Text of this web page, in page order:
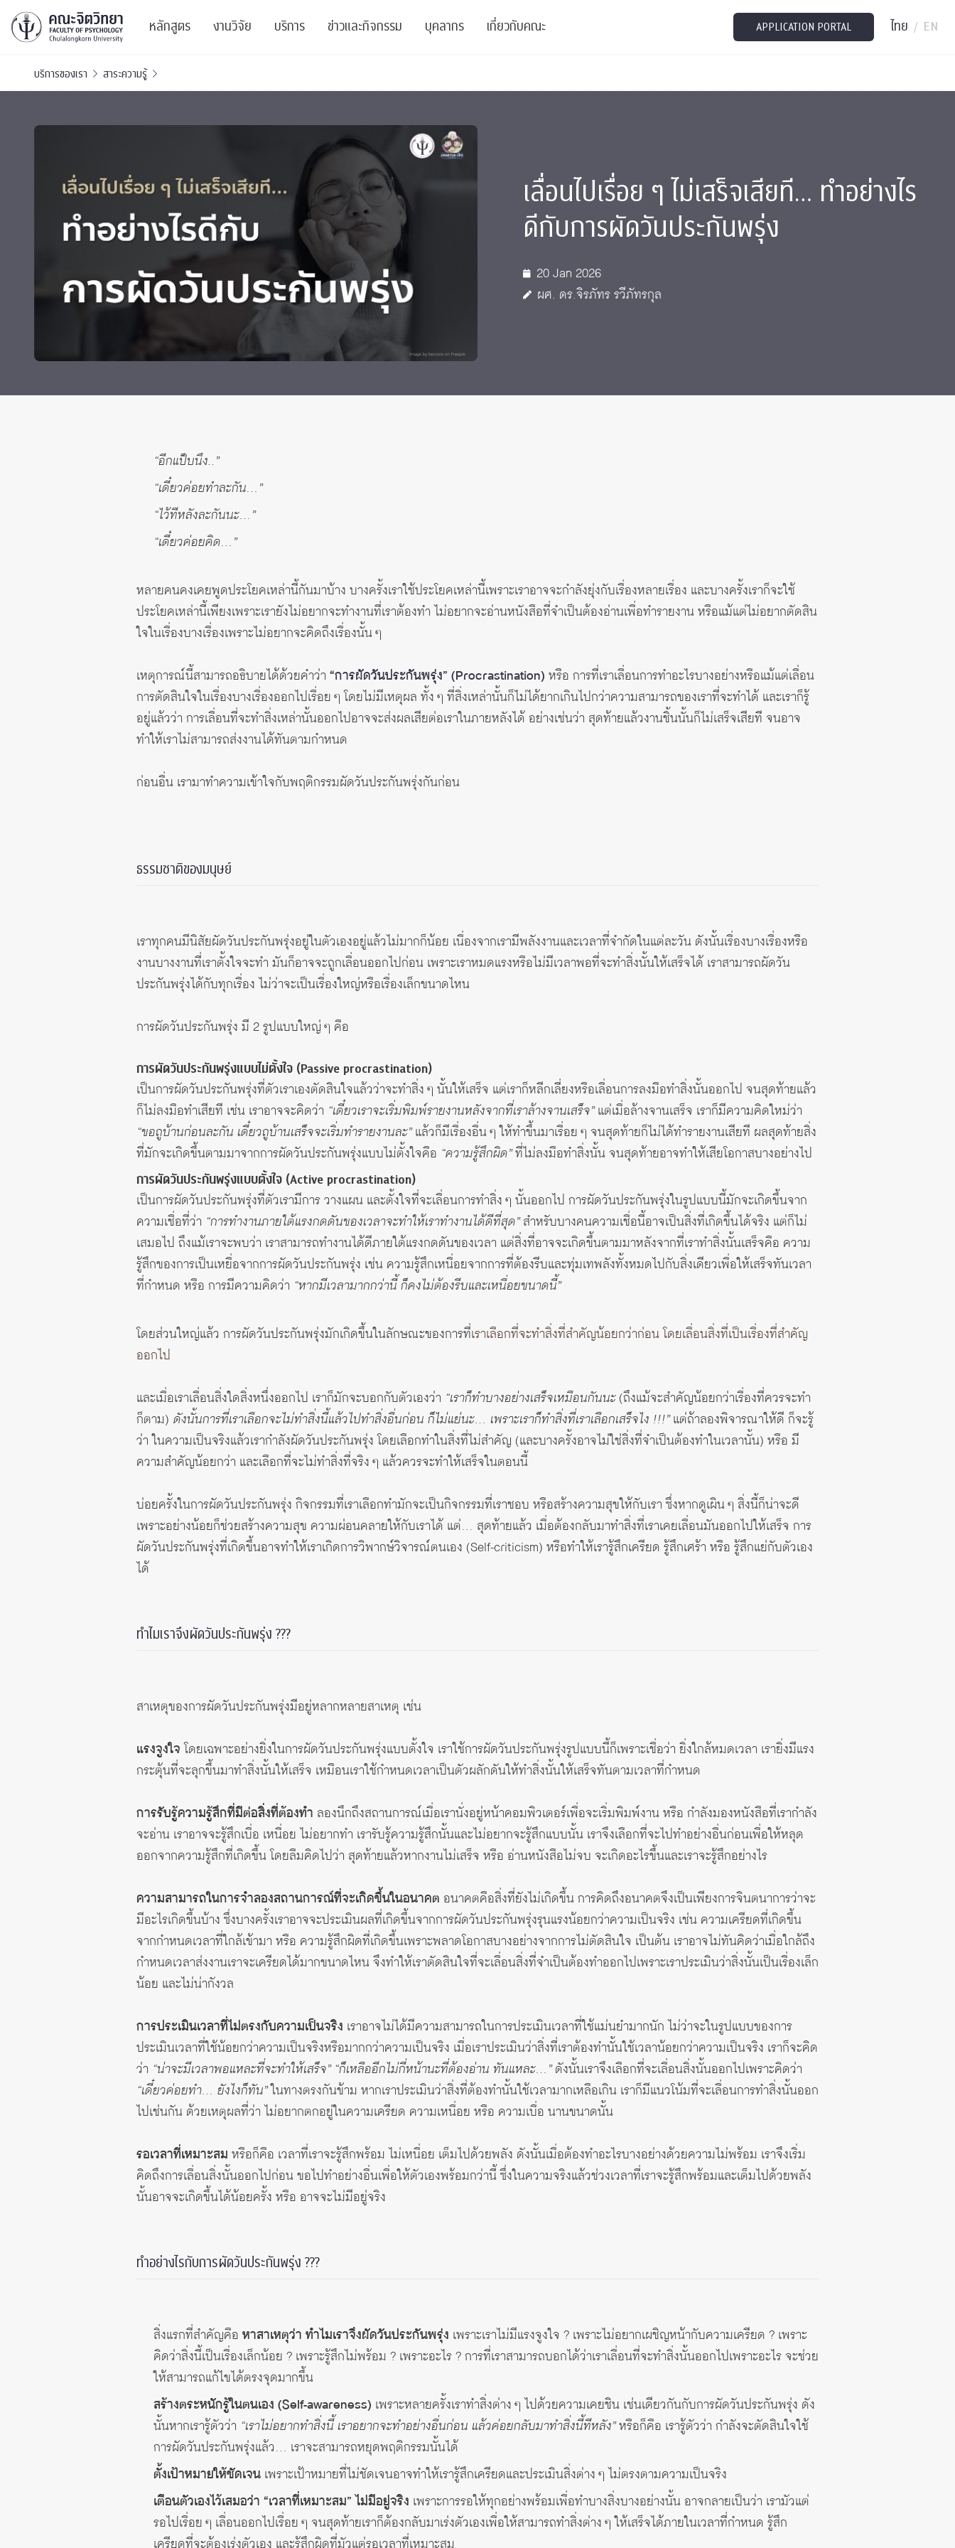
หลักสูตร
หลักสูตรปริญญาตรี
บัณฑิตศึกษา
หลักสูตรปริญญาโทและ
ปริญญาเอก
นิสิตปัจจุบัน
งานวิจัย
ทรัพยากรและสิ่งสนับสนุน
งานประชุมวิชาการ
งานประชุมวิชาการระดับนานาชาติ
TICP 2023
SSBW Activities
ทุนและรางวัล
บริการ
บริการวิชาการ
PSY Stats Clinic
ศูนย์สุขภาวะทางจิต
ศูนย์จิตวิทยาเพื่อประสิทธิภาพองค์กร
Life Di
CU Radio
ข่าวและกิจกรรม
ข่าวประชาสัมพันธ์
เสวนาและบรรยายพิเศษ
โครงการอบรม
ตำแหน่งงาน
บุคลากร
เจ้าหน้าที่
เกี่ยวกับคณะ
บริจาค
รายงานประจำปี
ติดต่อเรา
Intranet
APPLICATION PORTAL ไทย / EN
บริการของเรา สาระความรู้
เลื่อนไปเรื่อย ๆ ไม่เสร็จเสียที… ทำอย่างไร
ดีกับการผัดวันประกันพรุ่ง
20 Jan 2026
ผศ. ดร.จิรภัทร รวีภัทรกุล
“อีกแป็บนึง..”
“เดี๋ยวค่อยทำละกัน…”
“ไว้ทีหลังละกันนะ…”
“เดี๋ยวค่อยคิด…”
หลายคนคงเคยพูดประโยคเหล่านี้กันมาบ้าง บางครั้งเราใช้ประโยคเหล่านี้เพราะเราอาจจะกำลังยุ่งกับเรื่องหลายเรื่อง และบางครั้งเราก็จะใช้
ประโยคเหล่านี้เพียงเพราะเรายังไม่อยากจะทำงานที่เราต้องทำ ไม่อยากจะอ่านหนังสือที่จำเป็นต้องอ่านเพื่อทำรายงาน หรือแม้แต่ไม่อยากตัดสิน
ใจในเรื่องบางเรื่องเพราะไม่อยากจะคิดถึงเรื่องนั้น ๆ
เหตุการณ์นี้สามารถอธิบายได้ด้วยคำว่า “การผัดวันประกันพรุ่ง” (Procrastination) หรือ การที่เราเลื่อนการทำอะไรบางอย่างหรือแม้แต่เลื่อน
การตัดสินใจในเรื่องบางเรื่องออกไปเรื่อย ๆ โดยไม่มีเหตุผล ทั้ง ๆ ที่สิ่งเหล่านั้นก็ไม่ได้ยากเกินไปกว่าความสามารถของเราที่จะทำได้ และเราก็รู้
อยู่แล้วว่า การเลื่อนที่จะทำสิ่งเหล่านั้นออกไปอาจจะส่งผลเสียต่อเราในภายหลังได้ อย่างเช่นว่า สุดท้ายแล้วงานชิ้นนั้นก็ไม่เสร็จเสียที จนอาจ
ทำให้เราไม่สามารถส่งงานได้ทันตามกำหนด
ก่อนอื่น เรามาทำความเข้าใจกับพฤติกรรมผัดวันประกันพรุ่งกันก่อน
ธรรมชาติของมนุษย์
เราทุกคนมีนิสัยผัดวันประกันพรุ่งอยู่ในตัวเองอยู่แล้วไม่มากก็น้อย เนื่องจากเรามีพลังงานและเวลาที่จำกัดในแต่ละวัน ดังนั้นเรื่องบางเรื่องหรือ
งานบางงานที่เราตั้งใจจะทำ มันก็อาจจะถูกเลื่อนออกไปก่อน เพราะเราหมดแรงหรือไม่มีเวลาพอที่จะทำสิ่งนั้นให้เสร็จได้ เราสามารถผัดวัน
ประกันพรุ่งได้กับทุกเรื่อง ไม่ว่าจะเป็นเรื่องใหญ่หรือเรื่องเล็กขนาดไหน
การผัดวันประกันพรุ่ง มี 2 รูปแบบใหญ่ ๆ คือ
การผัดวันประกันพรุ่งแบบไม่ตั้งใจ (Passive procrastination)
เป็นการผัดวันประกันพรุ่งที่ตัวเราเองตัดสินใจแล้วว่าจะทำสิ่ง ๆ นั้นให้เสร็จ แต่เราก็หลีกเลี่ยงหรือเลื่อนการลงมือทำสิ่งนั้นออกไป จนสุดท้ายแล้ว
ก็ไม่ลงมือทำเสียที เช่น เราอาจจะคิดว่า “เดี๋ยวเราจะเริ่มพิมพ์รายงานหลังจากที่เราล้างจานเสร็จ”แต่เมื่อล้างจานเสร็จ เราก็มีความคิดใหม่ว่า
“ขอถูบ้านก่อนละกัน เดี๋ยวถูบ้านเสร็จจะเริ่มทำรายงานละ”แล้วก็มีเรื่องอื่น ๆ ให้ทำขึ้นมาเรื่อย ๆ จนสุดท้ายก็ไม่ได้ทำรายงานเสียที ผลสุดท้ายสิ่ง
ที่มักจะเกิดขึ้นตามมาจากการผัดวันประกันพรุ่งแบบไม่ตั้งใจคือ “ความรู้สึกผิด”ที่ไม่ลงมือทำสิ่งนั้น จนสุดท้ายอาจทำให้เสียโอกาสบางอย่างไป
การผัดวันประกันพรุ่งแบบตั้งใจ (Active procrastination)
เป็นการผัดวันประกันพรุ่งที่ตัวเรามีการ วางแผน และตั้งใจที่จะเลื่อนการทำสิ่ง ๆ นั้นออกไป การผัดวันประกันพรุ่งในรูปแบบนี้มักจะเกิดขึ้นจาก
ความเชื่อที่ว่า “การทำงานภายใต้แรงกดดันของเวลาจะทำให้เราทำงานได้ดีที่สุด”สำหรับบางคนความเชื่อนี้อาจเป็นสิ่งที่เกิดขึ้นได้จริง แต่ก็ไม่
เสมอไป ถึงแม้เราจะพบว่า เราสามารถทำงานได้ดีภายใต้แรงกดดันของเวลา แต่สิ่งที่อาจจะเกิดขึ้นตามมาหลังจากที่เราทำสิ่งนั้นเสร็จคือ ความ
รู้สึกของการเป็นเหยื่อจากการผัดวันประกันพรุ่ง เช่น ความรู้สึกเหนื่อยจากการที่ต้องรีบและทุ่มเทพลังทั้งหมดไปกับสิ่งเดียวเพื่อให้เสร็จทันเวลา
ที่กำหนด หรือ การมีความคิดว่า “หากมีเวลามากกว่านี้ ก็คงไม่ต้องรีบและเหนื่อยขนาดนี้”
โดยส่วนใหญ่แล้ว การผัดวันประกันพรุ่งมักเกิดขึ้นในลักษณะของการที่เราเลือกที่จะทำสิ่งที่สำคัญน้อยกว่าก่อน โดยเลื่อนสิ่งที่เป็นเรื่องที่สำคัญ
ออกไป
และเมื่อเราเลื่อนสิ่งใดสิ่งหนึ่งออกไป เราก็มักจะบอกกับตัวเองว่า “เราก็ทำบางอย่างเสร็จเหมือนกันนะ(ถึงแม้จะสำคัญน้อยกว่าเรื่องที่ควรจะทำ
ก็ตาม) ดังนั้นการที่เราเลือกจะไม่ทำสิ่งนี้แล้วไปทำสิ่งอื่นก่อน ก็ไม่แย่นะ… เพราะเราก็ทำสิ่งที่เราเลือกเสร็จไง !!!”แต่ถ้าลองพิจารณาให้ดี ก็จะรู้
ว่า ในความเป็นจริงแล้วเรากำลังผัดวันประกันพรุ่ง โดยเลือกทำในสิ่งที่ไม่สำคัญ (และบางครั้งอาจไม่ใช่สิ่งที่จำเป็นต้องทำในเวลานั้น) หรือ มี
ความสำคัญน้อยกว่า และเลือกที่จะไม่ทำสิ่งที่จริง ๆ แล้วควรจะทำให้เสร็จในตอนนี้
บ่อยครั้งในการผัดวันประกันพรุ่ง กิจกรรมที่เราเลือกทำมักจะเป็นกิจกรรมที่เราชอบ หรือสร้างความสุขให้กับเรา ซึ่งหากดูเผิน ๆ สิ่งนี้ก็น่าจะดี
เพราะอย่างน้อยก็ช่วยสร้างความสุข ความผ่อนคลายให้กับเราได้ แต่… สุดท้ายแล้ว เมื่อต้องกลับมาทำสิ่งที่เราเคยเลื่อนมันออกไปให้เสร็จ การ
ผัดวันประกันพรุ่งที่เกิดขึ้นอาจทำให้เราเกิดการวิพากษ์วิจารณ์ตนเอง (Self-criticism) หรือทำให้เรารู้สึกเครียด รู้สึกเศร้า หรือ รู้สึกแย่กับตัวเอง
ได้
ทำไมเราจึงผัดวันประกันพรุ่ง ???
สาเหตุของการผัดวันประกันพรุ่งมีอยู่หลากหลายสาเหตุ เช่น
แรงจูงใจโดยเฉพาะอย่างยิ่งในการผัดวันประกันพรุ่งแบบตั้งใจ เราใช้การผัดวันประกันพรุ่งรูปแบบนี้ก็เพราะเชื่อว่า ยิ่งใกล้หมดเวลา เรายิ่งมีแรง
กระตุ้นที่จะลุกขึ้นมาทำสิ่งนั้นให้เสร็จ เหมือนเราใช้กำหนดเวลาเป็นตัวผลักดันให้ทำสิ่งนั้นให้เสร็จทันตามเวลาที่กำหนด
การรับรู้ความรู้สึกที่มีต่อสิ่งที่ต้องทำ ลองนึกถึงสถานการณ์เมื่อเรานั่งอยู่หน้าคอมพิวเตอร์เพื่อจะเริ่มพิมพ์งาน หรือ กำลังมองหนังสือที่เรากำลัง
จะอ่าน เราอาจจะรู้สึกเบื่อ เหนื่อย ไม่อยากทำ เรารับรู้ความรู้สึกนั้นและไม่อยากจะรู้สึกแบบนั้น เราจึงเลือกที่จะไปทำอย่างอื่นก่อนเพื่อให้หลุด
ออกจากความรู้สึกที่เกิดขึ้น โดยลืมคิดไปว่า สุดท้ายแล้วหากงานไม่เสร็จ หรือ อ่านหนังสือไม่จบ จะเกิดอะไรขึ้นและเราจะรู้สึกอย่างไร
ความสามารถในการจำลองสถานการณ์ที่จะเกิดขึ้นในอนาคต อนาคตคือสิ่งที่ยังไม่เกิดขึ้น การคิดถึงอนาคตจึงเป็นเพียงการจินตนาการว่าจะ
มีอะไรเกิดขึ้นบ้าง ซึ่งบางครั้งเราอาจจะประเมินผลที่เกิดขึ้นจากการผัดวันประกันพรุ่งรุนแรงน้อยกว่าความเป็นจริง เช่น ความเครียดที่เกิดขึ้น
จากกำหนดเวลาที่ใกล้เข้ามา หรือ ความรู้สึกผิดที่เกิดขึ้นเพราะพลาดโอกาสบางอย่างจากการไม่ตัดสินใจ เป็นต้น เราอาจไม่ทันคิดว่าเมื่อใกล้ถึง
กำหนดเวลาส่งงานเราจะเครียดได้มากขนาดไหน จึงทำให้เราตัดสินใจที่จะเลื่อนสิ่งที่จำเป็นต้องทำออกไปเพราะเราประเมินว่าสิ่งนั้นเป็นเรื่องเล็ก
น้อย และไม่น่ากังวล
การประเมินเวลาที่ไม่ตรงกับความเป็นจริง เราอาจไม่ได้มีความสามารถในการประเมินเวลาที่ใช้แม่นยำมากนัก ไม่ว่าจะในรูปแบบของการ
ประเมินเวลาที่ใช้น้อยกว่าความเป็นจริงหรือมากกว่าความเป็นจริง เมื่อเราประเมินว่าสิ่งที่เราต้องทำนั้นใช้เวลาน้อยกว่าความเป็นจริง เราก็จะคิด
ว่า “น่าจะมีเวลาพอแหละที่จะทำให้เสร็จ” “ก็เหลืออีกไม่กี่หน้านะที่ต้องอ่าน ทันแหละ…”ดังนั้นเราจึงเลือกที่จะเลื่อนสิ่งนั้นออกไปเพราะคิดว่า
“เดี๋ยวค่อยทำ… ยังไงก็ทัน”ในทางตรงกันข้าม หากเราประเมินว่าสิ่งที่ต้องทำนั้นใช้เวลามากเหลือเกิน เราก็มีแนวโน้มที่จะเลื่อนการทำสิ่งนั้นออก
ไปเช่นกัน ด้วยเหตุผลที่ว่า ไม่อยากตกอยู่ในความเครียด ความเหนื่อย หรือ ความเบื่อ นานขนาดนั้น
รอเวลาที่เหมาะสม หรือก็คือ เวลาที่เราจะรู้สึกพร้อม ไม่เหนื่อย เต็มไปด้วยพลัง ดังนั้นเมื่อต้องทำอะไรบางอย่างด้วยความไม่พร้อม เราจึงเริ่ม
คิดถึงการเลื่อนสิ่งนั้นออกไปก่อน ขอไปทำอย่างอื่นเพื่อให้ตัวเองพร้อมกว่านี้ ซึ่งในความจริงแล้วช่วงเวลาที่เราจะรู้สึกพร้อมและเต็มไปด้วยพลัง
นั้นอาจจะเกิดขึ้นได้น้อยครั้ง หรือ อาจจะไม่มีอยู่จริง
ทำอย่างไรกับการผัดวันประกันพรุ่ง ???
สิ่งแรกที่สำคัญคือ หาสาเหตุว่า ทำไมเราจึงผัดวันประกันพรุ่ง เพราะเราไม่มีแรงจูงใจ ? เพราะไม่อยากเผชิญหน้ากับความเครียด ? เพราะ
คิดว่าสิ่งนี้เป็นเรื่องเล็กน้อย ? เพราะรู้สึกไม่พร้อม ? เพราะอะไร ? การที่เราสามารถบอกได้ว่าเราเลื่อนที่จะทำสิ่งนั้นออกไปเพราะอะไร จะช่วย
ให้สามารถแก้ไขได้ตรงจุดมากขึ้น
สร้างตระหนักรู้ในตนเอง (Self-awareness) เพราะหลายครั้งเราทำสิ่งต่าง ๆ ไปด้วยความเคยชิน เช่นเดียวกันกับการผัดวันประกันพรุ่ง ดัง
นั้นหากเรารู้ตัวว่า “เราไม่อยากทำสิ่งนี้ เราอยากจะทำอย่างอื่นก่อน แล้วค่อยกลับมาทำสิ่งนี้ทีหลัง”หรือก็คือ เรารู้ตัวว่า กำลังจะตัดสินใจใช้
การผัดวันประกันพรุ่งแล้ว… เราจะสามารถหยุดพฤติกรรมนั้นได้
ตั้งเป้าหมายให้ชัดเจน เพราะเป้าหมายที่ไม่ชัดเจนอาจทำให้เรารู้สึกเครียดและประเมินสิ่งต่าง ๆ ไม่ตรงตามความเป็นจริง
เตือนตัวเองไว้เสมอว่า “เวลาที่เหมาะสม” ไม่มีอยู่จริง เพราะการรอให้ทุกอย่างพร้อมเพื่อทำบางสิ่งบางอย่างนั้น อาจกลายเป็นว่า เรามัวแต่
รอไปเรื่อย ๆ เลื่อนออกไปเรื่อย ๆ จนสุดท้ายเราก็ต้องกลับมาเร่งตัวเองเพื่อให้สามารถทำสิ่งต่าง ๆ ให้เสร็จได้ภายในเวลาที่กำหนด รู้สึก